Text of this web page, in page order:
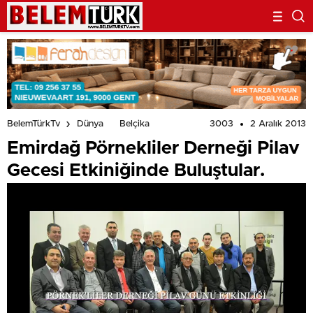
BelemTürkTv Dünya Belçika 3003 2 Aralık 2013
Emirdağ Pörnekliler Derneği Pilav
Gecesi Etkiniğinde Buluştular.